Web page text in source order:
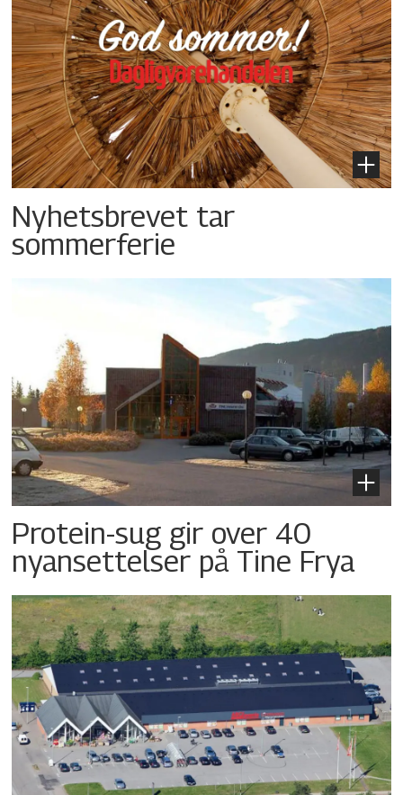
Nyhetsbrevet tar
sommerferie
Protein-sug gir over 40
nyansettelser på Tine Frya